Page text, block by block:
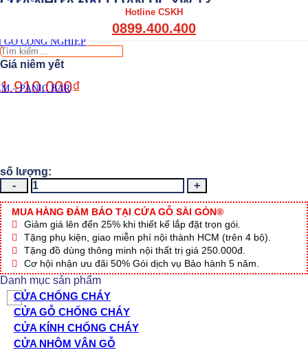
CẦU THANG GỖ
GỖ CÔNG NGHIỆP
– PANIC BAR
Hotline CSKH
0899.400.400
Tìm
kiếm:
1.910.000₫
CỬA
NHỰA
ĐÀI
LOAN
DL.YW.13
số
lượng
MUA HÀNG ĐẢM BẢO TẠI CỬA GỖ SÀI GÒN®
Giảm giá lên đến 25% khi thiết kế lắp đặt trọn gói.
Tặng phụ kiện, giao miễn phí nội thành HCM (trên 4 bộ).
Tặng đồ dùng thông minh nội thất trị giá 250.000đ.
Cơ hội nhận ưu đãi 50% Gói dịch vụ Bảo hành 5 năm.
Danh mục sản phẩm
CỬA CHỐNG CHÁY
CỬA GỖ CHỐNG CHÁY
CỬA KÍNH CHỐNG CHÁY
CỬA NHÔM VÂN GỖ